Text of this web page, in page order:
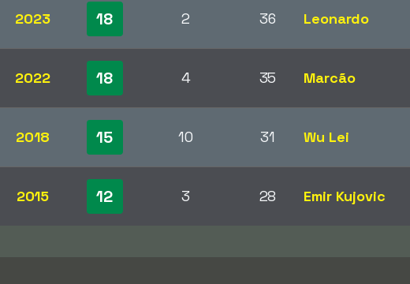
2023 18 2 36 Leonardo
2022 18 4 35 Marcão
2018 15 10 31 Wu Lei
2015 12 3 28 Emir Kujovic